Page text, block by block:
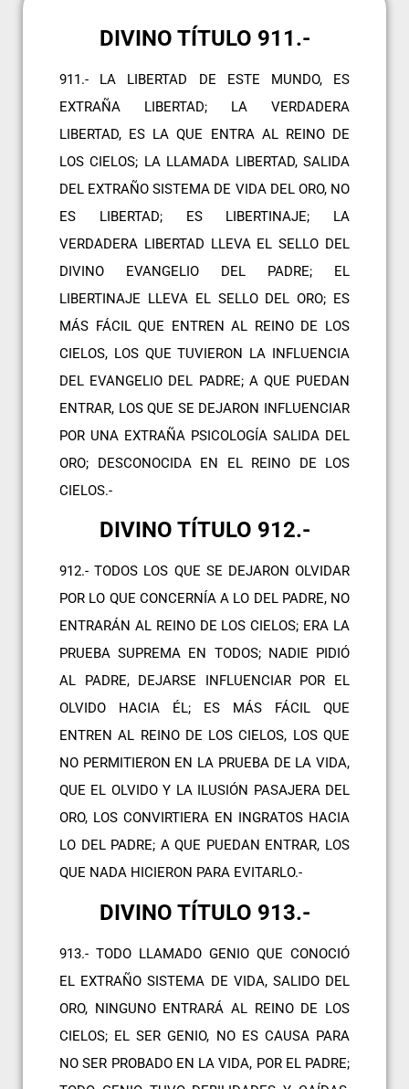
DIVINO TÍTULO 911.-
911.- LA LIBERTAD DE ESTE MUNDO, ES
EXTRAÑA LIBERTAD; LA VERDADERA
LIBERTAD, ES LA QUE ENTRA AL REINO DE
LOS CIELOS; LA LLAMADA LIBERTAD, SALIDA
DEL EXTRAÑO SISTEMA DE VIDA DEL ORO, NO
ES LIBERTAD; ES LIBERTINAJE; LA
VERDADERA LIBERTAD LLEVA EL SELLO DEL
DIVINO EVANGELIO DEL PADRE; EL
LIBERTINAJE LLEVA EL SELLO DEL ORO; ES
MÁS FÁCIL QUE ENTREN AL REINO DE LOS
CIELOS, LOS QUE TUVIERON LA INFLUENCIA
DEL EVANGELIO DEL PADRE; A QUE PUEDAN
ENTRAR, LOS QUE SE DEJARON INFLUENCIAR
POR UNA EXTRAÑA PSICOLOGÍA SALIDA DEL
ORO; DESCONOCIDA EN EL REINO DE LOS
CIELOS.-
DIVINO TÍTULO 912.-
912.- TODOS LOS QUE SE DEJARON OLVIDAR
POR LO QUE CONCERNÍA A LO DEL PADRE, NO
ENTRARÁN AL REINO DE LOS CIELOS; ERA LA
PRUEBA SUPREMA EN TODOS; NADIE PIDIÓ
AL PADRE, DEJARSE INFLUENCIAR POR EL
OLVIDO HACIA ÉL; ES MÁS FÁCIL QUE
ENTREN AL REINO DE LOS CIELOS, LOS QUE
NO PERMITIERON EN LA PRUEBA DE LA VIDA,
QUE EL OLVIDO Y LA ILUSIÓN PASAJERA DEL
ORO, LOS CONVIRTIERA EN INGRATOS HACIA
LO DEL PADRE; A QUE PUEDAN ENTRAR, LOS
QUE NADA HICIERON PARA EVITARLO.-
DIVINO TÍTULO 913.-
913.- TODO LLAMADO GENIO QUE CONOCIÓ
EL EXTRAÑO SISTEMA DE VIDA, SALIDO DEL
ORO, NINGUNO ENTRARÁ AL REINO DE LOS
CIELOS; EL SER GENIO, NO ES CAUSA PARA
NO SER PROBADO EN LA VIDA, POR EL PADRE;